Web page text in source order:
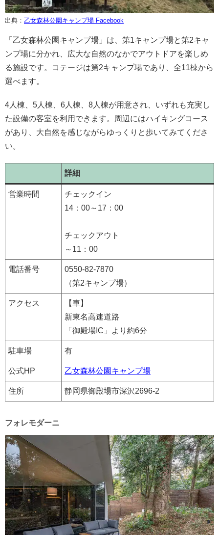
出典： 乙女森林公園キャンプ場 Facebook
「乙女森林公園キャンプ場」は、第1キャンプ場と第2キャ
ンプ場に分かれ、広大な自然のなかでアウトドアを楽しめ
る施設です。コテージは第2キャンプ場であり、全11棟から
選べます。
4人棟、5人棟、6人棟、8人棟が用意され、いずれも充実し
た設備の客室を利用できます。周辺にはハイキングコース
があり、大自然を感じながらゆっくりと歩いてみてくださ
い。
詳細
営業時間
チェックイン
14：00～17：00
チェックアウト
～11：00
電話番号
0550-82-7870
（第2キャンプ場）
アクセス
【車】
新東名高速道路
「御殿場IC」より約6分
駐車場 有
公式HP 乙女森林公園キャンプ場
住所 静岡県御殿場市深沢2696-2
フォレモダーニ